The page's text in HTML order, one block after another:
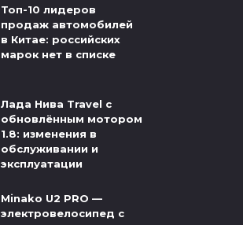
Топ-10 лидеров
продаж автомобилей
в Китае: российских
марок нет в списке
Лада Нива Travel с
обновлённым мотором
1.8: изменения в
обслуживании и
эксплуатации
Minako U2 PRO —
электровелосипед с